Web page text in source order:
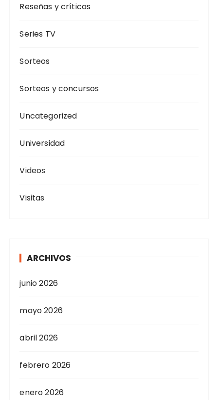
Reseñas y críticas
Series TV
Sorteos
Sorteos y concursos
Uncategorized
Universidad
Videos
Visitas
ARCHIVOS
junio 2026
mayo 2026
abril 2026
febrero 2026
enero 2026